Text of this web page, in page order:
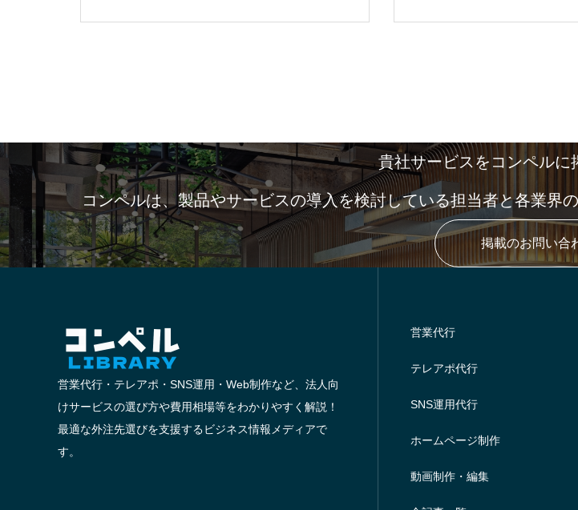
貴社サービスをコンペルに
コンペルは、製品やサービスの導入を検討している担当者と各業界
掲載のお問い合
営業代行・テレアポ・SNS運用・Web制作など、法人向
けサービスの選び方や費用相場等をわかりやすく解説！
最適な外注先選びを支援するビジネス情報メディアで
す。
営業代行
テレアポ代行
SNS運用代行
ホームページ制作
動画制作・編集